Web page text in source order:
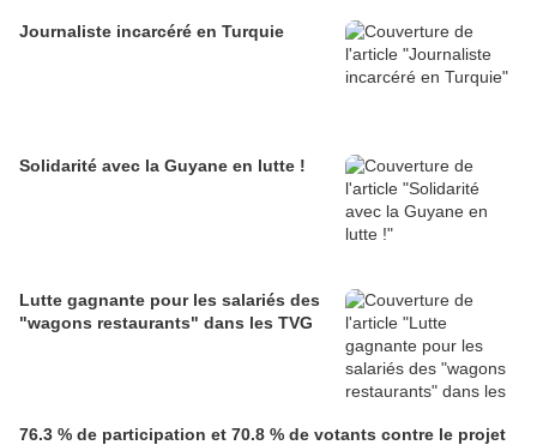
Journaliste incarcéré en Turquie
Solidarité avec la Guyane en lutte !
Lutte gagnante pour les salariés des
"wagons restaurants" dans les TVG
76.3 % de participation et 70.8 % de votants contre le projet